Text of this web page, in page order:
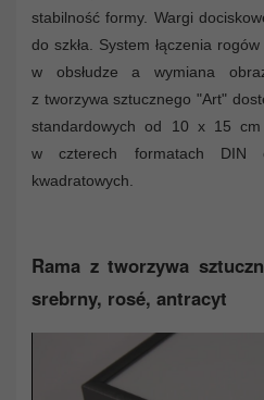
stabilność formy. Wargi
do szkła. System łączenia
w obsłudze a wymiana
z tworzywa sztucznego "Art"
standardowych od 10 x 15
w czterech formatach DIN
kwadratowych.
Rama z tworzywa
srebrny, rosé, antracyt